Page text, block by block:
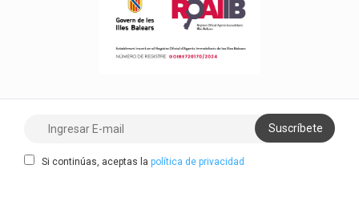
Si continúas, aceptas la política de privacidad